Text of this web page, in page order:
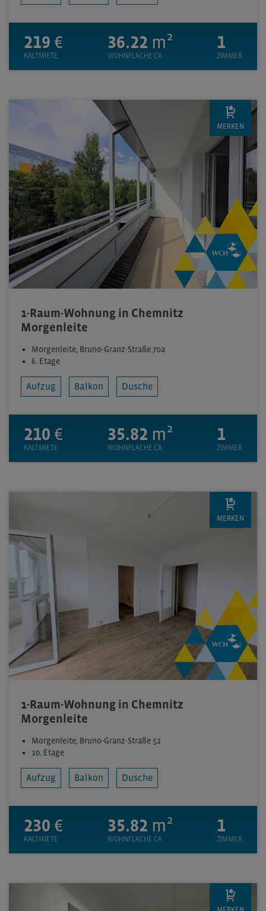
219 €
KALTMIETE
36.22 m²
WOHNFLÄCHE CA.
1
ZIMMER
1-Raum-Wohnung in Chemnitz
Morgenleite
Morgenleite, Bruno-Granz-Straße 70a
6. Etage
Aufzug Balkon Dusche
210 €
KALTMIETE
35.82 m²
WOHNFLÄCHE CA.
1
ZIMMER
MERKEN
1-Raum-Wohnung in Chemnitz
Morgenleite
Morgenleite, Bruno-Granz-Straße 52
10. Etage
Aufzug Balkon Dusche
230 €
KALTMIETE
35.82 m²
WOHNFLÄCHE CA.
1
ZIMMER
MERKEN